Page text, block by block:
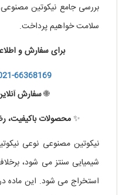
بررسی جامع نیکوتین
سلامت خواهیم پرداخت.
برای سفارش و
66368169
🌐سفارش
✨محصولات باکیفیت،
نیکوتین مصنوعی نوعی
شیمیایی سنتز می شود،
استخراج می شود. این ماده